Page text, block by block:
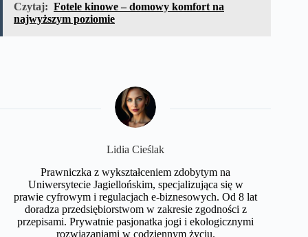
Czytaj: Fotele kinowe – domowy komfort na
najwyższym poziomie
Lidia Cieślak
Prawniczka z wykształceniem zdobytym na
Uniwersytecie Jagiellońskim, specjalizująca się w
prawie cyfrowym i regulacjach e-biznesowych. Od 8 lat
doradza przedsiębiorstwom w zakresie zgodności z
przepisami. Prywatnie pasjonatka jogi i ekologicznymi
rozwiązaniami w codziennym życiu.